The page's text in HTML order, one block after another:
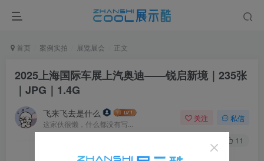
首页 案例实拍 展览展会 正文
2025上海国际车展上汽奥迪——锐启新境｜235张
｜JPG｜1.4G
飞来飞去是什么
这家伙很懒，什么都没有写...
关注 私信
11